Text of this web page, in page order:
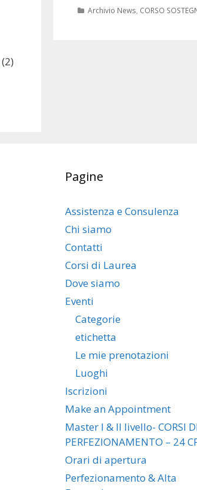
Categorie
Archivio News CORSO
(2)
Pagine
Assistenza e Consulenza
Chi siamo
Contatti
Corsi di Laurea
Dove siamo
Eventi
Categorie
etichetta
Le mie prenotazioni
Luoghi
Iscrizioni
Make an Appointment
Master I & II livello- CORSI
PERFEZIONAMENTO – 24
Orari di apertura
Perfezionamento & Alta